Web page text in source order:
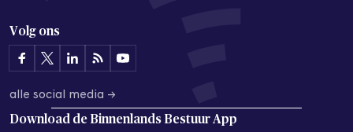
Volg ons
alle social media →
Download de Binnenlands Bestuur App